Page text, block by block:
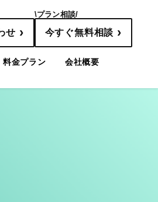
料金プラン 会社概要
せ ›
\プラン相談/
今すぐ無料相談 ›